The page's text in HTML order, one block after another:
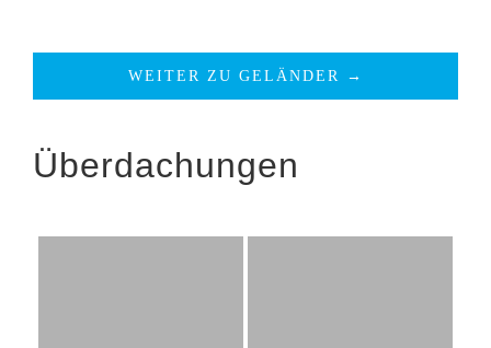
WEITER ZU GELÄNDER →
Überdachungen